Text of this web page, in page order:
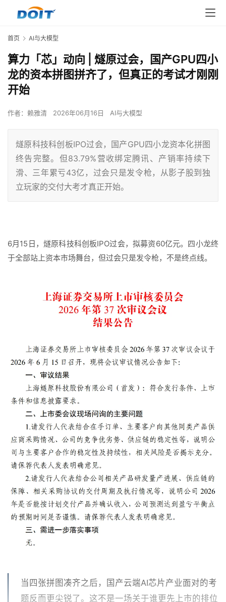
首页 AI与大模型
算力「芯」动向 | 燧原过会，国产GPU四小
龙的资本拼图拼齐了，但真正的考试才刚刚
开始
作者： 赖雅清 2026年06月16日 AI与大模型
燧原科技科创板IPO过会，国产GPU四小龙资本化拼图
终告完整。但83.79%营收绑定腾讯、产销率持续下
滑、三年累亏43亿，过会只是发令枪，从影子股到独
立玩家的交付大考才真正开始。
6月15日，燧原科技科创板IPO过会，拟募资60亿元。四小龙终
于全部站上资本市场舞台，但过会只是发令枪，不是终点线。
当四张拼图凑齐之后，国产云端AI芯片产业面对的考
题反而更尖锐了。这不是一场关于谁更先上市的排位